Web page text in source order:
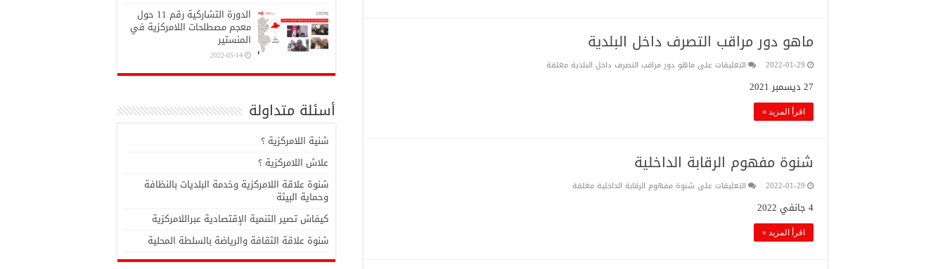
ماهو دور مراقب التصرف داخل البلدية
2022-01-29 التعليقات على ماهو دور مراقب التصرف داخل البلدية مغلقة
27 ديسمبر 2021
اقرأ المزيد »
شنوة مفهوم الرقابة الداخلية
2022-01-29 التعليقات على شنوة مفهوم الرقابة الداخلية مغلقة
4 جانفي 2022
اقرأ المزيد »
الدورة التشاركية رقم 11 حول
معجم مصطلحات اللامركزية في
المنستير
2022-05-14
أسئلة متداولة
شنية اللامركزية ؟
علاش اللامركزية ؟
شنوة علاقة اللامركزية وخدمة البلديات بالنظافة
وحماية البيئة
كيفاش تصير التنمية الإقتصادية عبراللامركزية
شنوة علاقة الثقافة والرياضة بالسلطة المحلية